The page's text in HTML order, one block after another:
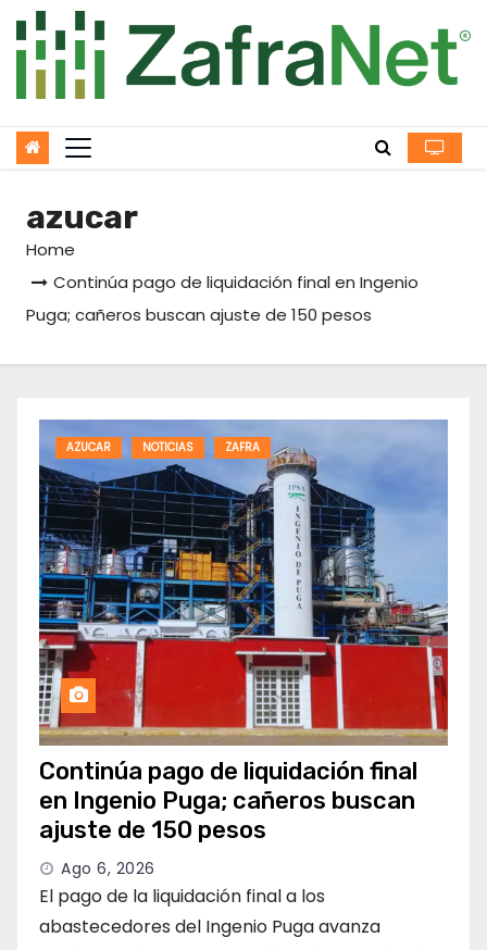
to
content
azucar
Home
Continúa pago de liquidación final en Ingenio
Puga; cañeros buscan ajuste de 150 pesos
AZUCAR NOTICIAS ZAFRA
Continúa pago de liquidación final
en Ingenio Puga; cañeros buscan
ajuste de 150 pesos
Ago 6, 2026
El pago de la liquidación final a los
abastecedores del Ingenio Puga avanza